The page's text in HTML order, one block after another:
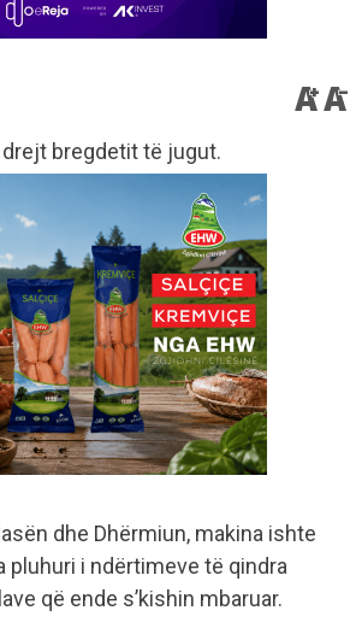
bregdetit të jugut.
dhe Dhërmiun, makina ishte
pluhuri i ndërtimeve të qindra
që ende s’kishin mbaruar.